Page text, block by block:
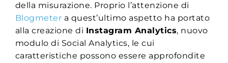
della misurazione. Proprio l’attenzione di
Blogmeter a quest’ultimo aspetto ha portato
alla creazione di Instagram Analytics, nuovo
modulo di Social Analytics, le cui
caratteristiche possono essere approfondite